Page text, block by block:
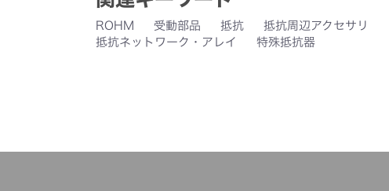
ROHM 受動部品 抵抗 抵抗周辺アクセサリ
抵抗ネットワーク・アレイ
特殊抵抗器